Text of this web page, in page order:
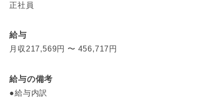
正社員
給与
月収217,569円 〜 456,717円
給与の備考
●給与内訳